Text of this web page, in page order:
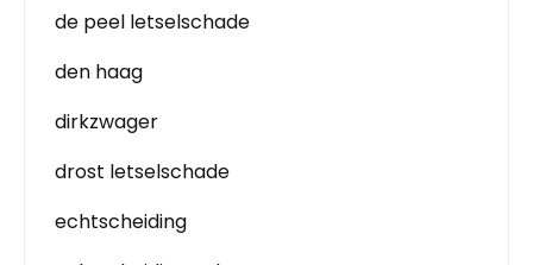
de peel letselschade
den haag
dirkzwager
drost letselschade
echtscheiding